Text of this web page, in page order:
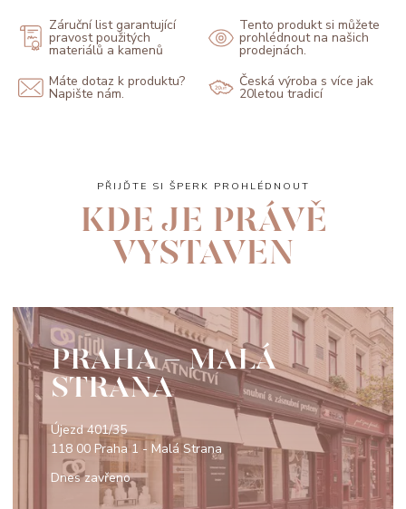
Záruční list garantující
pravost použitých
materiálů a kamenů
Tento produkt si můžete
prohlédnout na našich
prodejnách.
Máte dotaz k produktu?
Napište nám.
Česká výroba s více jak
20letou tradicí
PŘIJĎTE SI ŠPERK PROHLÉDNOUT
KDE JE PRÁVĚ
VYSTAVEN
PRAHA - MALÁ
STRANA
Újezd 401/35
118 00 Praha 1 - Malá Strana
Dnes zavřeno